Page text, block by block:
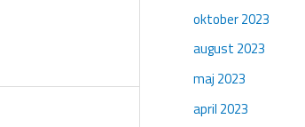
oktober 2023
august 2023
maj 2023
april 2023